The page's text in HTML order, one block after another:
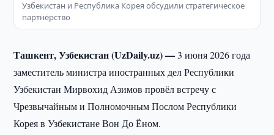
Узбекистан и Республика Корея обсудили стратегическое
партнёрство
Ташкент, Узбекистан (UzDaily.uz) —3 июня 2026 года
заместитель министра иностранных дел Республики
Узбекистан Мирвохид Азимов провёл встречу с
Чрезвычайным и Полномочным Послом Республики
Корея в Узбекистане Вон До Ёном.